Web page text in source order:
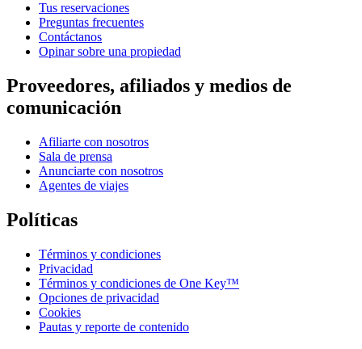
Tus reservaciones
Preguntas frecuentes
Contáctanos
Opinar sobre una propiedad
Proveedores, afiliados y medios de
comunicación
Afiliarte con nosotros
Sala de prensa
Anunciarte con nosotros
Agentes de viajes
Políticas
Términos y condiciones
Privacidad
Términos y condiciones de One Key™
Opciones de privacidad
Cookies
Pautas y reporte de contenido